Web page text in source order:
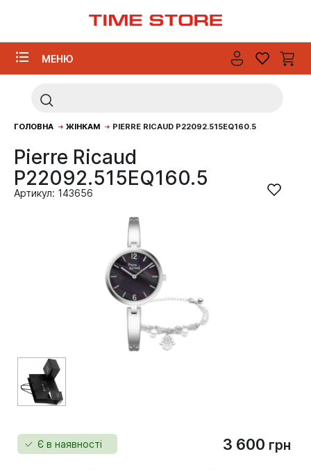
МЕНЮ
ГОЛОВНА ЖІНКАМ PIERRE RICAUD P22092.515EQ160.5
Pierre Ricaud
P22092.515EQ160.5
Артикул: 143656
Є в наявності 3 600 грн